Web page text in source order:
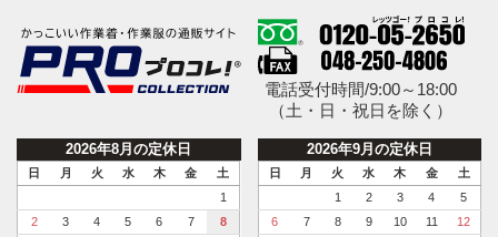
電話受付時間/9:00～18:00
（土・日・祝日を除く）
2026年8月の定休日
日 月 火 水 木 金
土
1
2
3 4 5 6 7
8
2026年9月の定休日
日 月 火 水 木 金
土
1
2 3 4
5
6
7 8 9 10 11
12